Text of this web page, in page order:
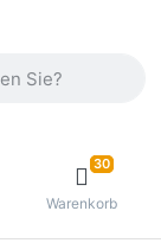
30
Warenkorb